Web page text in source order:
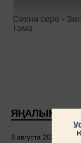
ЯҢАЛЫКЛАР
3 августа 2026 -